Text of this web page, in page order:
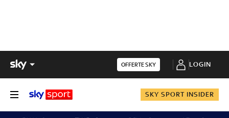
OFFERTE SKY LOGIN
SKY SPORT INSIDER